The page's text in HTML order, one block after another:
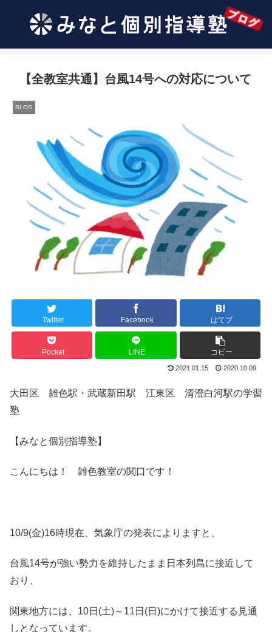
【全教室共通】台風14号への対応について
BLOG
Twitter Facebook はてブ
Pocket LINE コピー
2021.01.15 2020.10.09
大田区 雑色駅・武蔵新田駅 江東区 清澄白河駅の学習
塾
【みなと個別指導塾】
こんにちは！ 雑色教室の関口です！
10/9(金)16時現在、気象庁の発表によりますと、
台風14号が強い勢力を維持したまま日本列島に接近して
おり、
関東地方には、10日(土)～11日(日)にかけて接近する見通
しとなっています。